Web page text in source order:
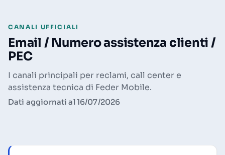
CANALI UFFICIALI
Email / Numero assistenza clienti /
PEC
I canali principali per reclami, call center e
assistenza tecnica di Feder Mobile.
Dati aggiornati al 16/07/2026